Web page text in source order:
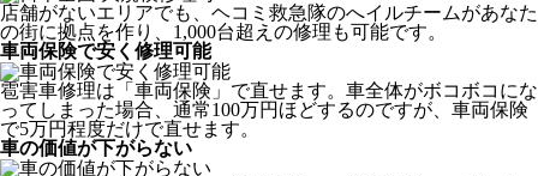
店舗がないエリアでも、ヘコミ救急隊のへイルチームがあなた
の街に拠点を作り、1,000台超えの修理も可能です。
車両保険で安く修理可能
雹害車修理は「車両保険」で直せます。車全体がボコボコにな
ってしまった場合、通常100万円ほどするのですが、車両保険
で5万円程度だけで直せます。
車の価値が下がらない